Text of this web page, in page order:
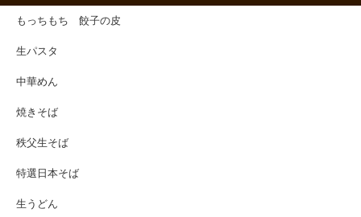
もっちもち 餃子の皮
生パスタ
中華めん
焼きそば
秩父生そば
特選日本そば
生うどん